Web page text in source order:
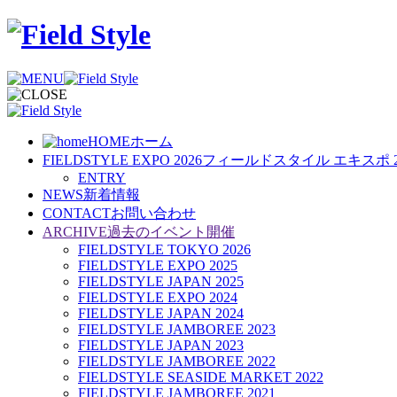
HOMEホーム
FIELDSTYLE EXPO 2026フィールドスタイル エキスポ
ENTRY
NEWS新着情報
CONTACTお問い合わせ
ARCHIVE過去のイベント開催
FIELDSTYLE TOKYO 2026
FIELDSTYLE EXPO 2025
FIELDSTYLE JAPAN 2025
FIELDSTYLE EXPO 2024
FIELDSTYLE JAPAN 2024
FIELDSTYLE JAMBOREE 2023
FIELDSTYLE JAPAN 2023
FIELDSTYLE JAMBOREE 2022
FIELDSTYLE SEASIDE MARKET 2022
FIELDSTYLE JAMBOREE 2021